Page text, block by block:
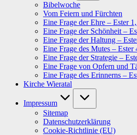
Bibelwoche
Vom Feiern und Fürchten
Eine Frage der Ehre – Ester
Eine Frage der Schönheit –
Eine Frage der Haltung –
Eine Frage des Mutes – Ester
Eine Frage der Strategie –
Eine Frage von Opfern und
Eine Frage des Erinnerns –
Kirche Wieratal
Impressum
Sitemap
Datenschutzerklärung
Cookie-Richtlinie (EU)